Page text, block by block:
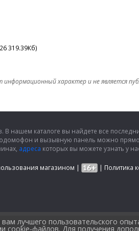
319.39Кб)
информационный характер и не является
нашем каталоге вы найдете все
и вызывную панель можно
адреса которых вы можете узнать у
магазином | | Политика
лучшего пользовательского
cookie-файлов. Для получения